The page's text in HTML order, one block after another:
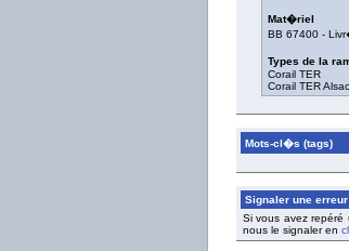
Mat�riel
BB 67400 -
Types de la
Corail TER
Corail TER
Mots-cl�s (tags)
Signaler une erreur
Si vous avez repéré
nous le signaler en